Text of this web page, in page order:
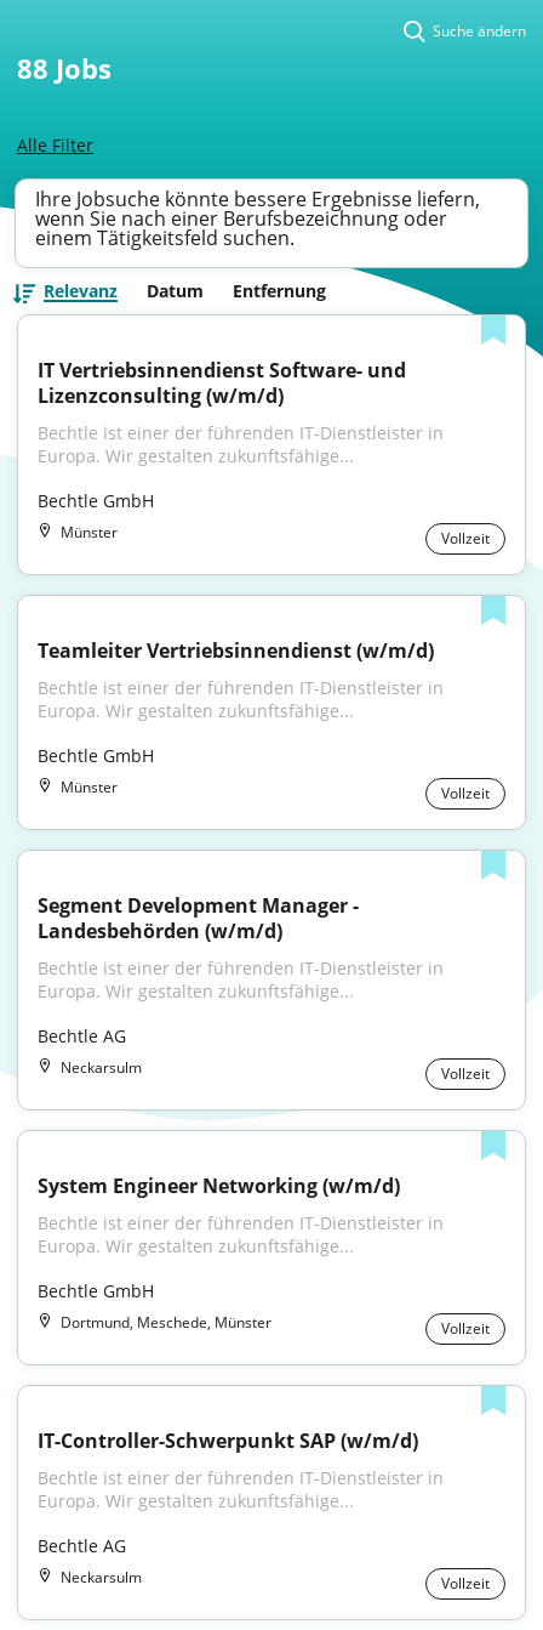
Alle Filter
Suche ändern
88 Jobs
Ihre Jobsuche könnte bessere Ergebnisse liefern,
wenn Sie nach einer Berufsbezeichnung oder
einem Tätigkeitsfeld suchen.
Relevanz Datum Entfernung
IT Vertriebsinnendienst Software- und
Lizenzconsulting (w/m/d)
Bechtle ist einer der führenden IT-Dienstleister in
Europa. Wir gestalten zukunftsfähige...
Bechtle GmbH
Münster Vollzeit
Teamleiter Vertriebsinnendienst (w/m/d)
Bechtle ist einer der führenden IT-Dienstleister in
Europa. Wir gestalten zukunftsfähige...
Bechtle GmbH
Münster Vollzeit
Segment Development Manager -
Landesbehörden (w/m/d)
Bechtle ist einer der führenden IT-Dienstleister in
Europa. Wir gestalten zukunftsfähige...
Bechtle AG
Neckarsulm Vollzeit
System Engineer Networking (w/m/d)
Bechtle ist einer der führenden IT-Dienstleister in
Europa. Wir gestalten zukunftsfähige...
Bechtle GmbH
Dortmund, Meschede, Münster Vollzeit
IT-Controller-Schwerpunkt SAP (w/m/d)
Bechtle ist einer der führenden IT-Dienstleister in
Europa. Wir gestalten zukunftsfähige...
Bechtle AG
Neckarsulm Vollzeit